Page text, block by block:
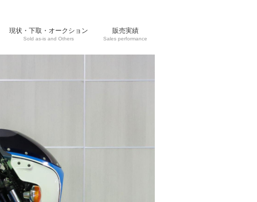
現状・下取・オークション
Sold as-is and Others
販売実績
Sales performance